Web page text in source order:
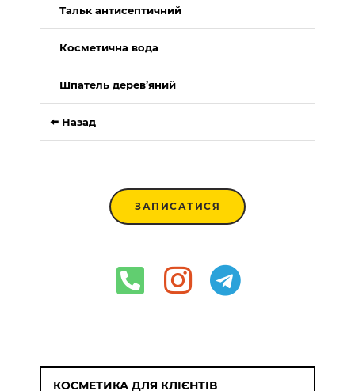
Тальк антисептичний
Косметична вода
Шпатель дерев’яний
⬅️ Назад
ЗАПИСАТИСЯ
КОСМЕТИКА ДЛЯ КЛІЄНТІВ